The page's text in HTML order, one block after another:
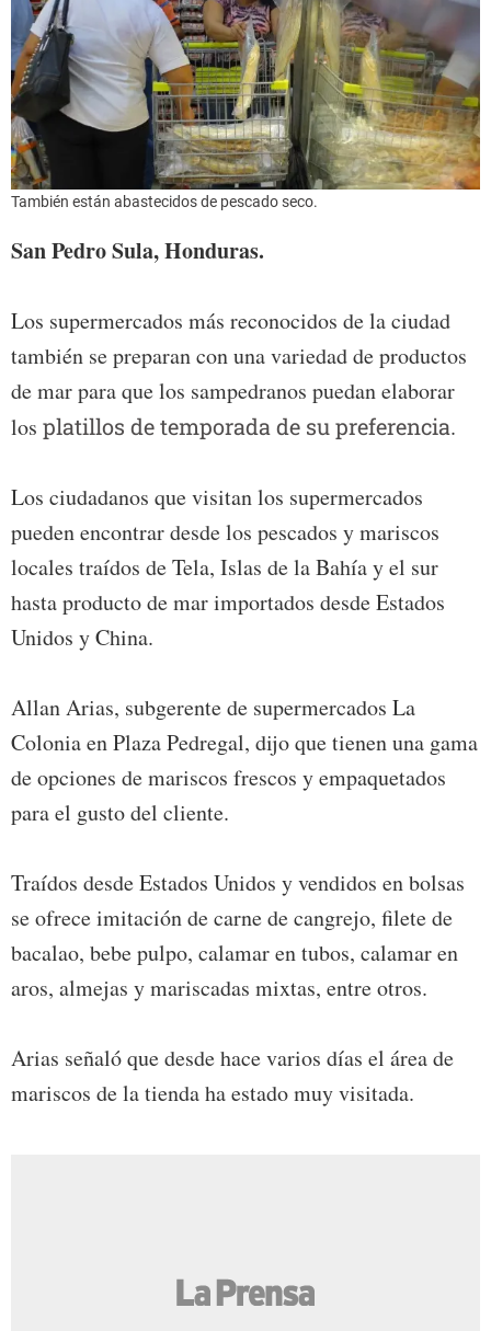
También están abastecidos de pescado seco.
San Pedro Sula, Honduras.
Los supermercados más reconocidos de la ciudad
también se preparan con una variedad de productos
de mar para que los sampedranos puedan elaborar
los platillos de temporada de su preferencia.
Los ciudadanos que visitan los supermercados
pueden encontrar desde los pescados y mariscos
locales traídos de Tela, Islas de la Bahía y el sur
hasta producto de mar importados desde Estados
Unidos y China.
Allan Arias, subgerente de supermercados La
Colonia en Plaza Pedregal, dijo que tienen una gama
de opciones de mariscos frescos y empaquetados
para el gusto del cliente.
Traídos desde Estados Unidos y vendidos en bolsas
se ofrece imitación de carne de cangrejo, filete de
bacalao, bebe pulpo, calamar en tubos, calamar en
aros, almejas y mariscadas mixtas, entre otros.
Arias señaló que desde hace varios días el área de
mariscos de la tienda ha estado muy visitada.